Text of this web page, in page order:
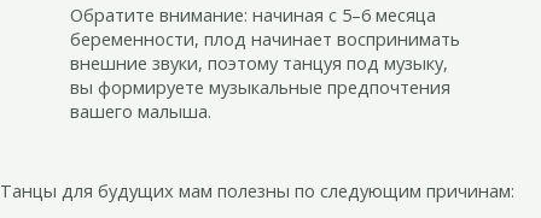
Обратите внимание: начиная с 5–6 месяца
беременности, плод начинает воспринимать
внешние звуки, поэтому танцуя под музыку,
вы формируете музыкальные предпочтения
вашего малыша.
Танцы для будущих мам полезны по следующим причинам: